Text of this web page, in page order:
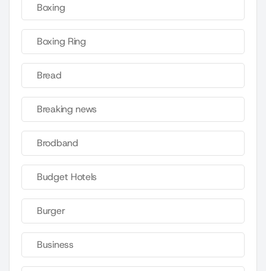
Boxing
Boxing Ring
Bread
Breaking news
Brodband
Budget Hotels
Burger
Business